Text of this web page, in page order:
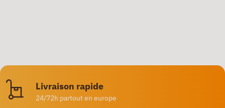
Livraison rapide
24/72h partout en europe